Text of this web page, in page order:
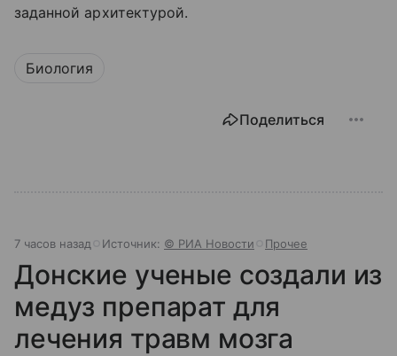
заданной архитектурой.
Биология
Поделиться
7 часов назад Источник: © РИА Новости Прочее
Донские ученые создали из
медуз препарат для
лечения травм мозга